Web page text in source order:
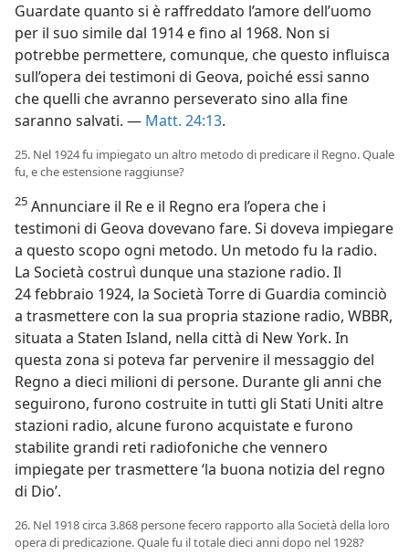
Guardate quanto si è raffreddato l’amore dell’uomo
per il suo simile dal 1914 e fino al 1968. Non si
potrebbe permettere, comunque, che questo influisca
sull’opera dei testimoni di Geova, poiché essi sanno
che quelli che avranno perseverato sino alla fine
saranno salvati. — Matt. 24:13.
25. Nel 1924 fu impiegato un altro metodo di predicare il Regno. Quale
fu, e che estensione raggiunse?
25 Annunciare il Re e il Regno era l’opera che i
testimoni di Geova dovevano fare. Si doveva impiegare
a questo scopo ogni metodo. Un metodo fu la radio.
La Società costruì dunque una stazione radio. Il
24 febbraio 1924, la Società Torre di Guardia cominciò
a trasmettere con la sua propria stazione radio, WBBR,
situata a Staten Island, nella città di New York. In
questa zona si poteva far pervenire il messaggio del
Regno a dieci milioni di persone. Durante gli anni che
seguirono, furono costruite in tutti gli Stati Uniti altre
stazioni radio, alcune furono acquistate e furono
stabilite grandi reti radiofoniche che vennero
impiegate per trasmettere ‘la buona notizia del regno
di Dio’.
26. Nel 1918 circa 3.868 persone fecero rapporto alla Società della loro
opera di predicazione. Quale fu il totale dieci anni dopo nel 1928?